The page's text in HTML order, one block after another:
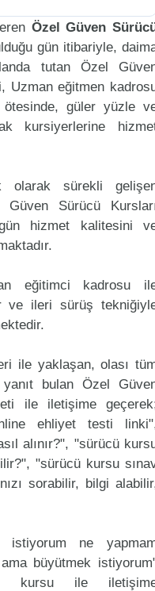
Özel Güven
gün itibariyle,
tutan Özel
Uzman eğitmen
ötesinde, güler yüzle
kursiyerlerine
olarak sürekli
Sürücü
hizmet kalitesini
eğitimci kadrosu
ve ileri sürüş
ile yaklaşan, olası
bulan Özel
ile iletişime
ehliyet testi
alınır?", "sürücü
"sürücü kursu
sorabilir, bilgi
ne
büyütmek
kursu ile